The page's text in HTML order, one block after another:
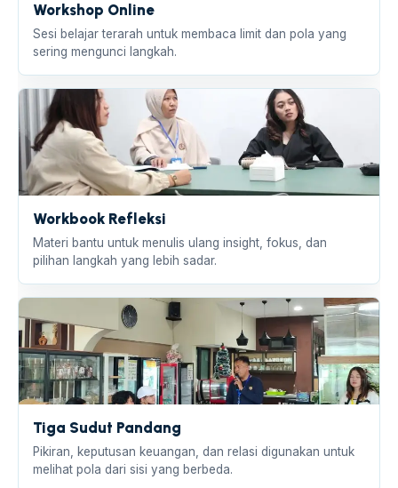
Workshop Online
Sesi belajar terarah untuk membaca limit dan pola yang
sering mengunci langkah.
Workbook Refleksi
Materi bantu untuk menulis ulang insight, fokus, dan
pilihan langkah yang lebih sadar.
Tiga Sudut Pandang
Pikiran, keputusan keuangan, dan relasi digunakan untuk
melihat pola dari sisi yang berbeda.